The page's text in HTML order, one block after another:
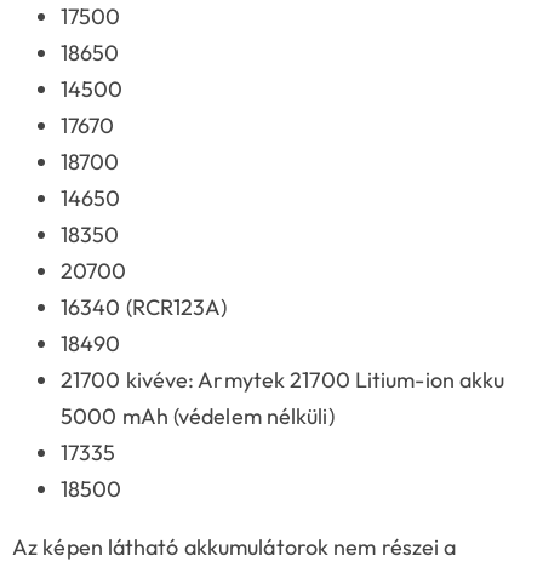
17500
18650
14500
17670
18700
14650
18350
20700
16340 (RCR123A)
18490
21700 kivéve: Armytek 21700 Litium-ion akku
5000 mAh (védelem nélküli)
17335
18500
Az képen látható akkumulátorok nem részei a